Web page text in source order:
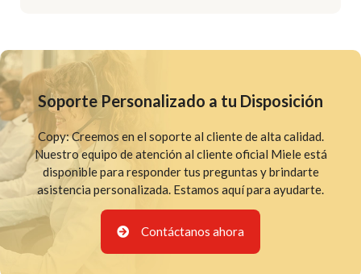
Soporte Personalizado a tu Disposición
Copy: Creemos en el soporte al cliente de alta calidad.
Nuestro equipo de atención al cliente oficial Miele está
disponible para responder tus preguntas y brindarte
asistencia personalizada. Estamos aquí para ayudarte.
Contáctanos ahora